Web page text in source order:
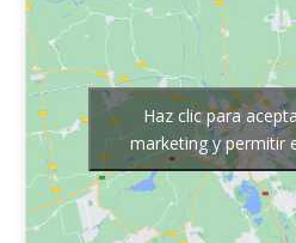
Haz clic para
marketing y permitir